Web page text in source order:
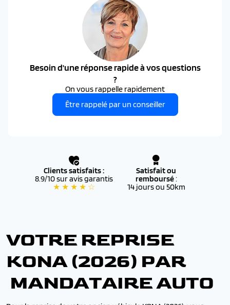
Besoin d'une réponse rapide à vos questions
?
On vous rappelle rapidement
Être rappelé par un conseiller
Clients satisfaits :
8.9/10 sur avis garantis
★ ★ ★ ★ ☆
Satisfait ou
remboursé:
14 jours ou 50km
VOTRE REPRISE
KONA (2026) PAR
MANDATAIRE AUTO